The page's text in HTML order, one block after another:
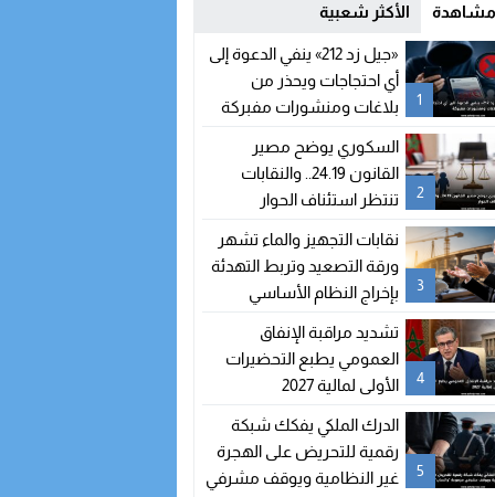
مشاهدة الأكثر شعبية
1
«جيل زد 212» ينفي الدعوة إلى
أي احتجاجات ويحذر من
بلاغات ومنشورات مفبركة
2
السكوري يوضح مصير
القانون 24.19.. والنقابات
تنتظر استئناف الحوار
3
نقابات التجهيز والماء تشهر
ورقة التصعيد وتربط التهدئة
بإخراج النظام الأساسي
4
تشديد مراقبة الإنفاق
العمومي يطبع التحضيرات
الأولى لمالية 2027
5
الدرك الملكي يفكك شبكة
رقمية للتحريض على الهجرة
غير النظامية ويوقف مشرفي